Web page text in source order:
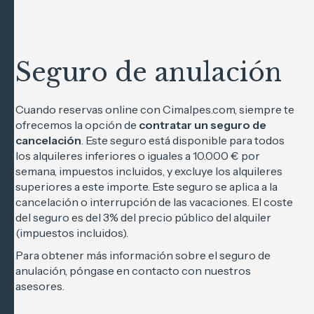
Seguro de anulación
Cuando reservas online con Cimalpes.com, siempre te
ofrecemos la opción de contratar un seguro de
cancelación. Este seguro está disponible para todos
los alquileres inferiores o iguales a 10.000 € por
semana, impuestos incluidos, y excluye los alquileres
superiores a este importe. Este seguro se aplica a la
cancelación o interrupción de las vacaciones. El coste
del seguro es del 3% del precio público del alquiler
(impuestos incluidos).
Para obtener más información sobre el seguro de
anulación, póngase en contacto con nuestros
asesores.